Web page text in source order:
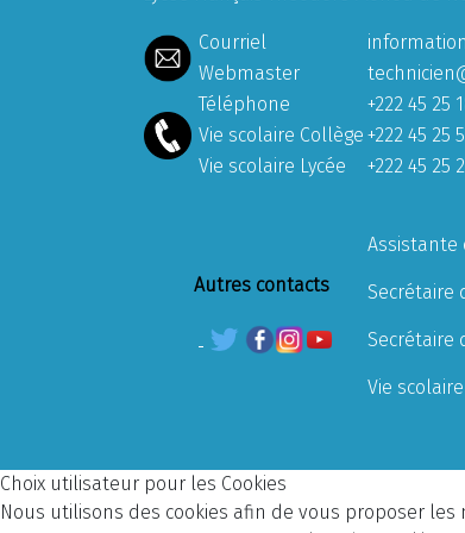
Courriel
Webmaster
Téléphone
+222 45 25
Vie scolaire Collège +222 45 25
Vie scolaire Lycée
+222 45 25
Autres contacts
Assistante
Secrétaire
Secrétaire
Vie scolaire
Choix utilisateur pour les Cookies
Nous utilisons des cookies afin de vous proposer